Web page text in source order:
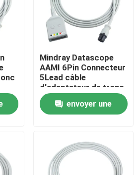
VS
Mindray Datascope
AAMI 6Pin Connecteur
5Lead câble
d'adaptateur de tronc
d'ECG 0010-30-12377
EV 6102 câble
d'extension d'ECG
envoyer une